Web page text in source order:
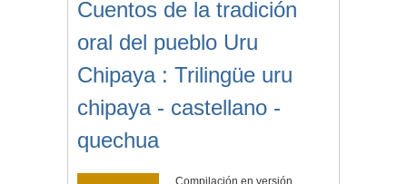
Cuentos de la tradición
oral del pueblo Uru
Chipaya : Trilingüe uru
chipaya - castellano -
quechua